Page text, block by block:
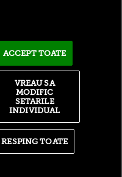
ACCEPT TOATE
RESPING TOATE
VREAU SA
MODIFIC
SETARILE
INDIVIDUAL